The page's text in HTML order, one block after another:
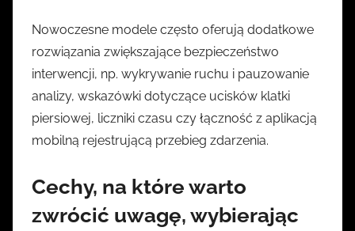
Nowoczesne modele często oferują dodatkowe
rozwiązania zwiększające bezpieczeństwo
interwencji, np. wykrywanie ruchu i pauzowanie
analizy, wskazówki dotyczące ucisków klatki
piersiowej, liczniki czasu czy łączność z aplikacją
mobilną rejestrującą przebieg zdarzenia.
Cechy, na które warto
zwrócić uwagę, wybierając